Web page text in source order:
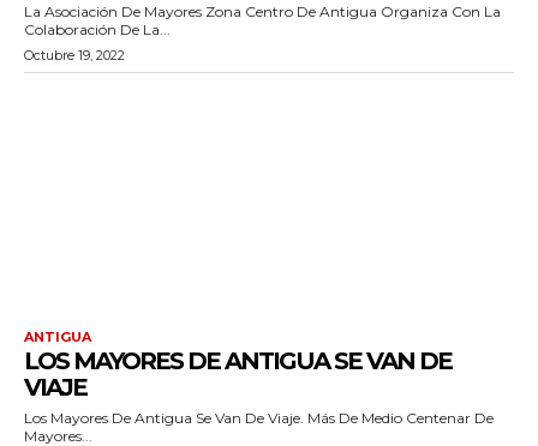
La Asociación De Mayores Zona Centro De Antigua Organiza Con La
Colaboración De La...
Octubre 19, 2022
ANTIGUA
LOS MAYORES DE ANTIGUA SE VAN DE
VIAJE
Los Mayores De Antigua Se Van De Viaje. Más De Medio Centenar De
Mayores...